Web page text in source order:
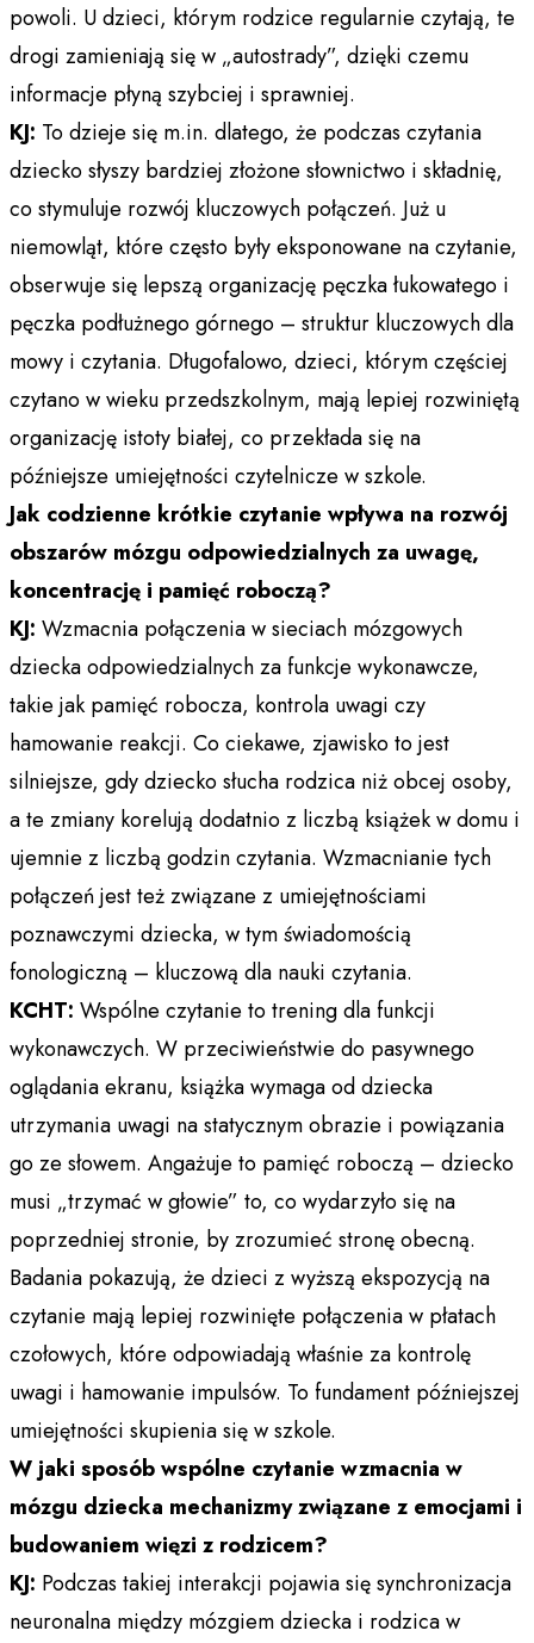
powoli. U dzieci, którym rodzice regularnie czytają, te
drogi zamieniają się w „autostrady”, dzięki czemu
informacje płyną szybciej i sprawniej.
KJ: To dzieje się m.in. dlatego, że podczas czytania
dziecko słyszy bardziej złożone słownictwo i składnię,
co stymuluje rozwój kluczowych połączeń. Już u
niemowląt, które często były eksponowane na czytanie,
obserwuje się lepszą organizację pęczka łukowatego i
pęczka podłużnego górnego – struktur kluczowych dla
mowy i czytania. Długofalowo, dzieci, którym częściej
czytano w wieku przedszkolnym, mają lepiej rozwiniętą
organizację istoty białej, co przekłada się na
późniejsze umiejętności czytelnicze w szkole.
Jak codzienne krótkie czytanie wpływa na rozwój
obszarów mózgu odpowiedzialnych za uwagę,
koncentrację i pamięć roboczą?
KJ: Wzmacnia połączenia w sieciach mózgowych
dziecka odpowiedzialnych za funkcje wykonawcze,
takie jak pamięć robocza, kontrola uwagi czy
hamowanie reakcji. Co ciekawe, zjawisko to jest
silniejsze, gdy dziecko słucha rodzica niż obcej osoby,
a te zmiany korelują dodatnio z liczbą książek w domu i
ujemnie z liczbą godzin czytania. Wzmacnianie tych
połączeń jest też związane z umiejętnościami
poznawczymi dziecka, w tym świadomością
fonologiczną – kluczową dla nauki czytania.
KCHT: Wspólne czytanie to trening dla funkcji
wykonawczych. W przeciwieństwie do pasywnego
oglądania ekranu, książka wymaga od dziecka
utrzymania uwagi na statycznym obrazie i powiązania
go ze słowem. Angażuje to pamięć roboczą – dziecko
musi „trzymać w głowie” to, co wydarzyło się na
poprzedniej stronie, by zrozumieć stronę obecną.
Badania pokazują, że dzieci z wyższą ekspozycją na
czytanie mają lepiej rozwinięte połączenia w płatach
czołowych, które odpowiadają właśnie za kontrolę
uwagi i hamowanie impulsów. To fundament późniejszej
umiejętności skupienia się w szkole.​
W jaki sposób wspólne czytanie wzmacnia w
mózgu dziecka mechanizmy związane z emocjami i
budowaniem więzi z rodzicem?
KJ: Podczas takiej interakcji pojawia się synchronizacja
neuronalna między mózgiem dziecka i rodzica w